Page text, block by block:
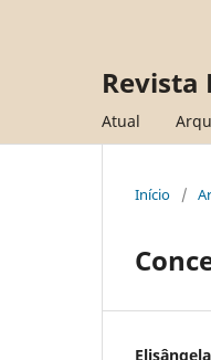
Revista
Atual
Início /